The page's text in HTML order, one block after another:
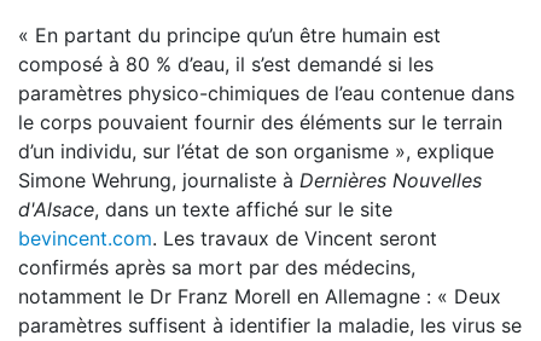
« En partant du principe qu’un être humain est
composé à 80 % d’eau, il s’est demandé si les
paramètres physico-chimiques de l’eau contenue dans
le corps pouvaient fournir des éléments sur le terrain
d’un individu, sur l’état de son organisme », explique
Simone Wehrung, journaliste à Dernières Nouvelles
d'Alsace, dans un texte affiché sur le site
bevincent.com. Les travaux de Vincent seront
confirmés après sa mort par des médecins,
notamment le Dr Franz Morell en Allemagne : « Deux
paramètres suffisent à identifier la maladie, les virus se